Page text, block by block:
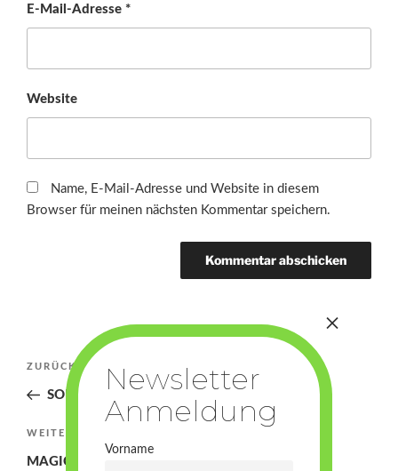
E-Mail-Adresse *
Website
Name, E-Mail-Adresse und Website in diesem
Browser für meinen nächsten Kommentar speichern.
Beitragsnavigation
Vorheriger
Beitrag
ZURÜCK
SOMMER!
Nächster
Beitrag
WEITER
MAGIC!
Vorname